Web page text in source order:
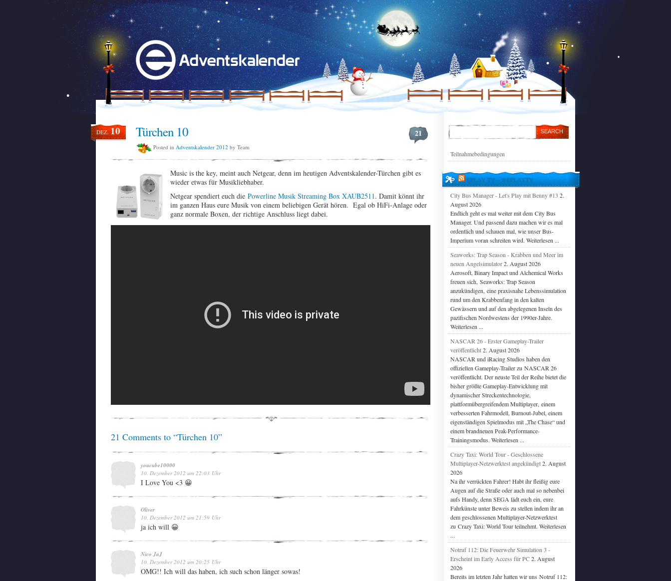
DEZ.10 21
Türchen 10
Posted in Adventskalender 2012 by Team
Music is the key, meint auch Netgear, denn im heutigen Adventskalender-Türchen gibt es
wieder etwas für Musikliebhaber.
Netgear spendiert euch die Powerline Musik Streaming Box XAUB2511. Damit könnt ihr
im ganzen Haus eure Musik von einem beliebigen Gerät hören. Egal ob HiFi-Anlage oder
ganz normale Boxen, der richtige Anschluss liegt dabei.
21 Comments to “Türchen 10”
youcube10000
10. Dezember 2012 um 22:03 Uhr
I Love You <3 😀
Oliver
10. Dezember 2012 um 21:59 Uhr
ja ich will 😀
Nico JaJ
10. Dezember 2012 um 20:25 Uhr
OMG!! Ich will das haben, ich such schon länger sowas!
Teilnahmebedingungen
EPLAY TV – @EPLAYTV
City Bus Manager - Let's Play mit Benny #13 2.
August 2026
Endlich geht es mal weiter mit dem City Bus
Manager. Und passend dazu machen wir es mal
ordentlich und schauen mal, wie unser Bus-
Imperium voran schreiten wird. Weiterlesen ...
Seaworks: Trap Season - Krabben und Meer im
neuen Angelsimulator2. August 2026
Aerosoft, Binary Impact und Alchemical Works
freuen sich, Seaworks: Trap Season
anzukündigen, eine praxisnahe Lebenssimulation
rund um den Krabbenfang in den kalten
Gewässern und auf den abgelegenen Inseln des
pazifischen Nordwestens der 1990er-Jahre.
Weiterlesen ...
NASCAR 26 - Erster Gameplay-Trailer
veröffentlicht2. August 2026
NASCAR und iRacing Studios haben den
offiziellen Gameplay-Trailer zu NASCAR 26
veröffentlicht. Der neuste Teil der Reihe bietet die
bisher größte Gameplay-Entwicklung mit
dynamischer Streckentechnologie,
plattformübergreifendem Multiplayer, einem
verbesserten Fahrmodell, Burnout-Jubel, einem
eigenständigen Spielmodus mit „The Chase“ und
einem brandneuen Peak-Performance-
Trainingsmodus. Weiterlesen ...
Crazy Taxi: World Tour - Geschlossene
Multiplayer-Netzwerktest angekündigt2. August
2026
Na ihr verrückten Fahrer! Habt ihr fleißig eure
Augen auf die Straße oder auch mal so nebenbei
aufs Handy, denn SEGA lädt euch ein, eure
Fahrkünste unter Beweis zu stellen indem ihr an
dem geschlossenen Multiplayer-Netzwerktest
zu Crazy Taxi: World Tour teilnehmt. Weiterlesen
...
Notruf 112: Die Feuerwehr Simulation 3 -
Erscheint im Early Access für PC2. August
2026
Bereits im letzten Jahr hatten wir uns Notruf 112: